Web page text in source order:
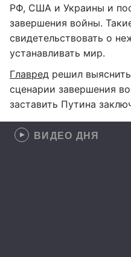
РФ, США и Украины и
завершения войны.
свидетельствовать о
устанавливать мир.
Главред решил
сценарии завершения
заставить Путина
ВИДЕО ДНЯ